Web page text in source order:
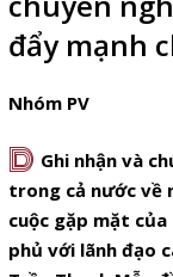
đẩy mạnh
Nhóm PV
D Ghi nhận và
trong cả nước về
cuộc gặp mặt
phủ với lãnh đạo